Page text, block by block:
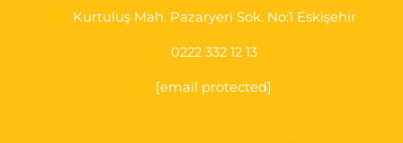
Kurtuluş Mah. Pazaryeri Sok. No:1 Eskişehir
0222 332 12 13
[email protected]